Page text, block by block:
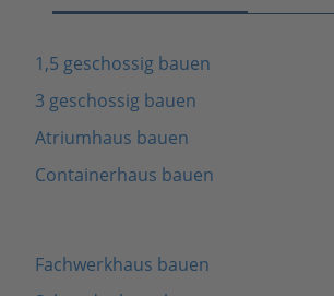
1,5 geschossig bauen
3 geschossig bauen
Atriumhaus bauen
Containerhaus bauen
Fachwerkhaus bauen